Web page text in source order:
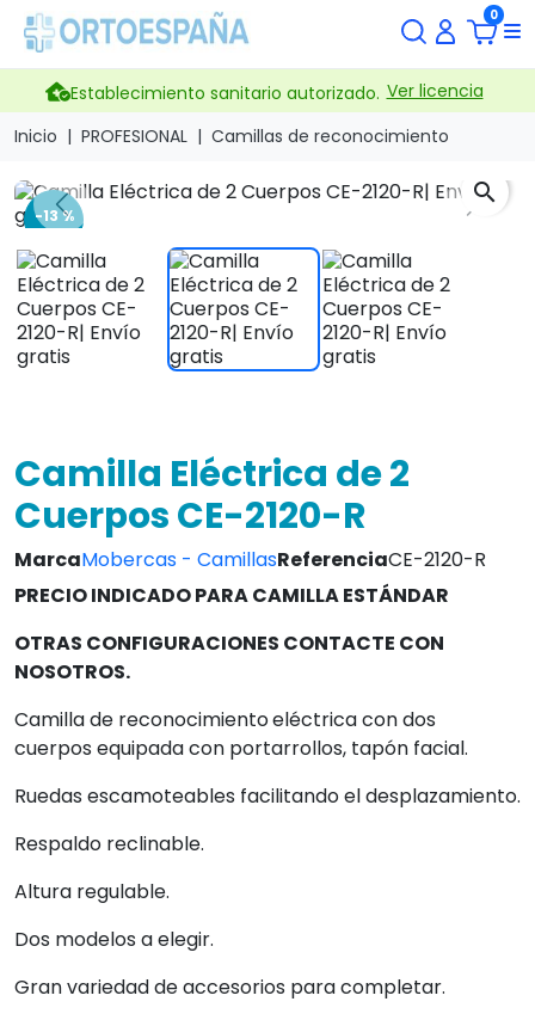
0
Establecimiento sanitario autorizado. Ver licencia
Inicio
PROFESIONAL Camillas de reconocimiento
-13 %Previous Next
search
Camilla Eléctrica de 2
Cuerpos CE-2120-R
MarcaMobercas - CamillasReferenciaCE-2120-R
PRECIO INDICADO PARA CAMILLA ESTÁNDAR
OTRAS CONFIGURACIONES CONTACTE CON
NOSOTROS.
Camilla de reconocimientoeléctrica con dos
cuerpos equipada con portarrollos, tapón facial.
Ruedas escamoteables facilitando el desplazamiento.
Respaldo reclinable.
Altura regulable.
Dos modelos a elegir.
Gran variedad de accesorios para completar.